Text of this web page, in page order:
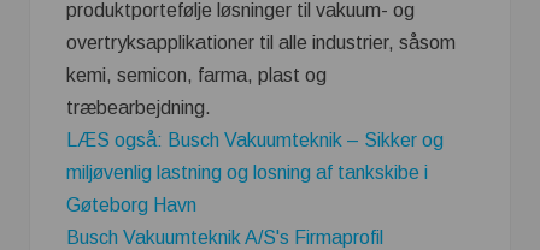
produktportefølje løsninger til vakuum- og
overtryksapplikationer til alle industrier, såsom
kemi, semicon, farma, plast og
træbearbejdning.
LÆS også: Busch Vakuumteknik – Sikker og
miljøvenlig lastning og losning af tankskibe i
Gøteborg Havn
Busch Vakuumteknik A/S's Firmaprofil